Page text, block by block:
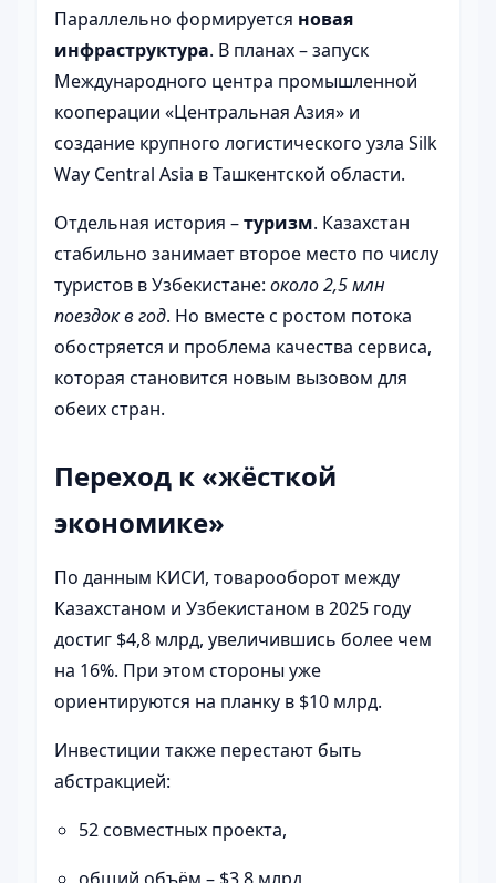
Параллельно формируется новая
инфраструктура. В планах – запуск
Международного центра промышленной
кооперации «Центральная Азия» и
создание крупного логистического узла Silk
Way Central Asia в Ташкентской области.
Отдельная история –туризм. Казахстан
стабильно занимает второе место по числу
туристов в Узбекистане: около 2,5 млн
поездок в год. Но вместе с ростом потока
обостряется и проблема качества сервиса,
которая становится новым вызовом для
обеих стран.
Переход к «жёсткой
экономике»
По данным КИСИ, товарооборот между
Казахстаном и Узбекистаном в 2025 году
достиг $4,8 млрд, увеличившись более чем
на 16%. При этом стороны уже
ориентируются на планку в $10 млрд.
Инвестиции также перестают быть
абстракцией:
52 совместных проекта,